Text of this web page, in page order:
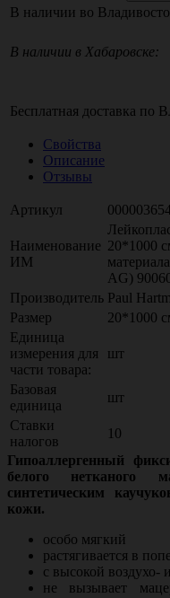
В наличии во
В наличии в Хабаровске:
Бесплатная доставка по
Свойства
Описание
Отзывы
Артикул
Наименование
ИМ
20*1000
AG)
Производитель Paul
Размер
20*1000
Единица
измерения для
части товара:
шт
Базовая
единица
шт
Ставки
налогов
10
Гипоаллергенный
белого нетканого
синтетическим
кожи.
особо мягкий
растягивается в
с высокой воздухо-
не вызывает